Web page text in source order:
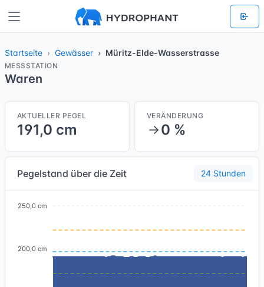
Startseite Gewässer Müritz-Elde-Wasserstrasse
MESSSTATION
Waren
AKTUELLER PEGEL
191,0 cm
VERÄNDERUNG
0 %
Pegelstand über die Zeit 24 Stunden
250,0 cm
200,0 cm